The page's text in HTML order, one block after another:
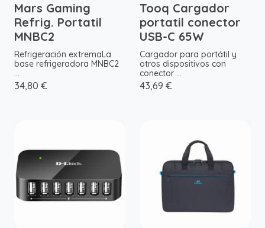
Mars Gaming
Refrig. Portatil
MNBC2
Refrigeración extremaLa
base refrigeradora MNBC2
...
34,80 €
Tooq Cargador
portatil conector
USB-C 65W
Cargador para portátil y
otros dispositivos con
conector ...
43,69 €